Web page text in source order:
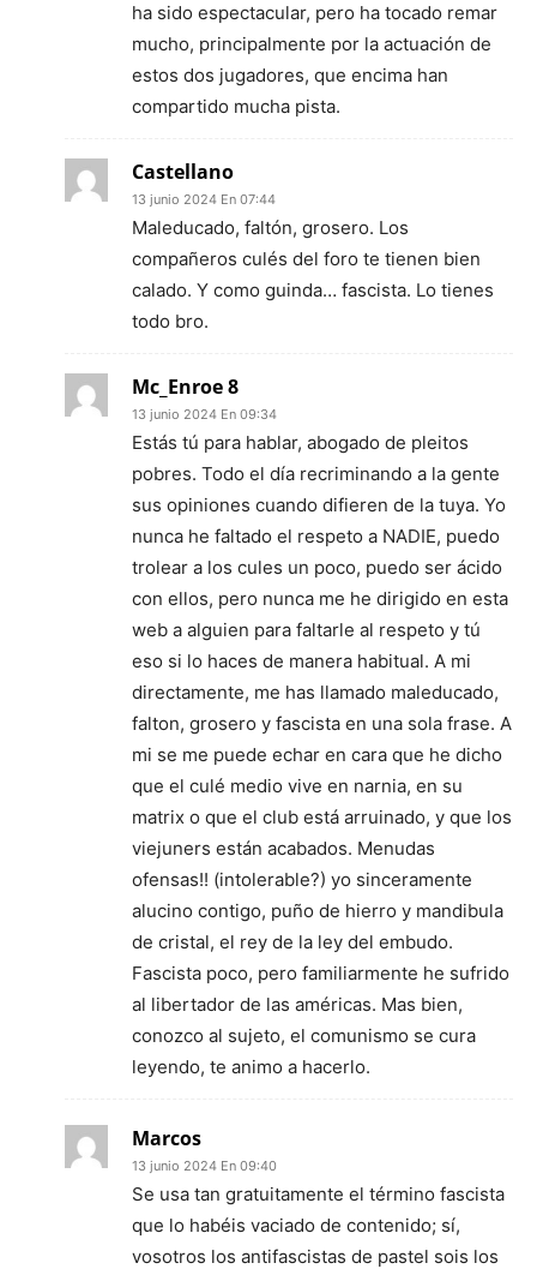
ha sido espectacular, pero ha tocado remar
mucho, principalmente por la actuación de
estos dos jugadores, que encima han
compartido mucha pista.
Castellano
13 junio 2024 En 07:44
Maleducado, faltón, grosero. Los
compañeros culés del foro te tienen bien
calado. Y como guinda… fascista. Lo tienes
todo bro.
Mc_Enroe 8
13 junio 2024 En 09:34
Estás tú para hablar, abogado de pleitos
pobres. Todo el día recriminando a la gente
sus opiniones cuando difieren de la tuya. Yo
nunca he faltado el respeto a NADIE, puedo
trolear a los cules un poco, puedo ser ácido
con ellos, pero nunca me he dirigido en esta
web a alguien para faltarle al respeto y tú
eso si lo haces de manera habitual. A mi
directamente, me has llamado maleducado,
falton, grosero y fascista en una sola frase. A
mi se me puede echar en cara que he dicho
que el culé medio vive en narnia, en su
matrix o que el club está arruinado, y que los
viejuners están acabados. Menudas
ofensas!! (intolerable?) yo sinceramente
alucino contigo, puño de hierro y mandibula
de cristal, el rey de la ley del embudo.
Fascista poco, pero familiarmente he sufrido
al libertador de las américas. Mas bien,
conozco al sujeto, el comunismo se cura
leyendo, te animo a hacerlo.
Marcos
13 junio 2024 En 09:40
Se usa tan gratuitamente el término fascista
que lo habéis vaciado de contenido; sí,
vosotros los antifascistas de pastel sois los